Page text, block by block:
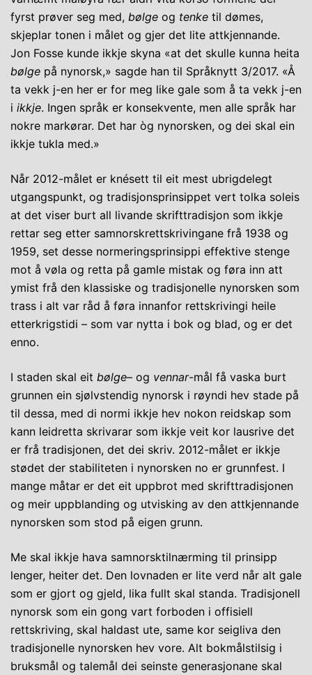
fyrst prøver seg med, bølge og tenke til dømes,
skjeplar tonen i målet og gjer det lite attkjennande.
Jon Fosse kunde ikkje skyna «at det skulle kunna heita
bølge på nynorsk,» sagde han til Språknytt 3/2017. «Å
ta vekk j-en her er for meg like gale som å ta vekk j-en
i ikkje. Ingen språk er konsekvente, men alle språk har
nokre markørar. Det har òg nynorsken, og dei skal ein
ikkje tukla med.»
Når 2012-målet er knésett til eit mest ubrigdelegt
utgangspunkt, og tradisjonsprinsippet vert tolka soleis
at det viser burt all livande skrifttradisjon som ikkje
rettar seg etter samnorskrettskrivingane frå 1938 og
1959, set desse normeringsprinsippi effektive stenge
mot å vøla og retta på gamle mistak og føra inn att
ymist frå den klassiske og tradisjonelle nynorsken som
trass i alt var råd å føra innanfor rettskrivingi heile
etterkrigstidi – som var nytta i bok og blad, og er det
enno.
I staden skal eit bølge– og vennar-mål få vaska burt
grunnen ein sjølvstendig nynorsk i røyndi hev stade på
til dessa, med di normi ikkje hev nokon reidskap som
kann leidretta skrivarar som ikkje veit kor lausrive det
er frå tradisjonen, det dei skriv. 2012-målet er ikkje
stødet der stabiliteten i nynorsken no er grunnfest. I
mange måtar er det eit uppbrot med skrifttradisjonen
og meir uppblanding og utvisking av den attkjennande
nynorsken som stod på eigen grunn.
Me skal ikkje hava samnorsktilnærming til prinsipp
lenger, heiter det. Den lovnaden er lite verd når alt gale
som er gjort og gjeld, lika fullt skal standa. Tradisjonell
nynorsk som ein gong vart forboden i offisiell
rettskriving, skal haldast ute, same kor seigliva den
tradisjonelle nynorsken hev vore. Alt bokmålstilsig i
bruksmål og talemål dei seinste generasjonane skal